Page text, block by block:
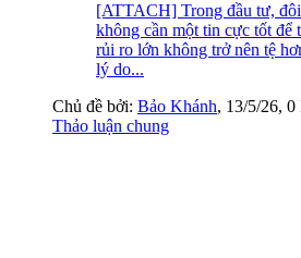
[ATTACH] Trong đầu tư,
không cần một tin cực tốt để
rủi ro lớn không trở nên tệ
lý do...
Chủ đề bởi: Bảo Khánh, 13/5/26, 0
Thảo luận chung